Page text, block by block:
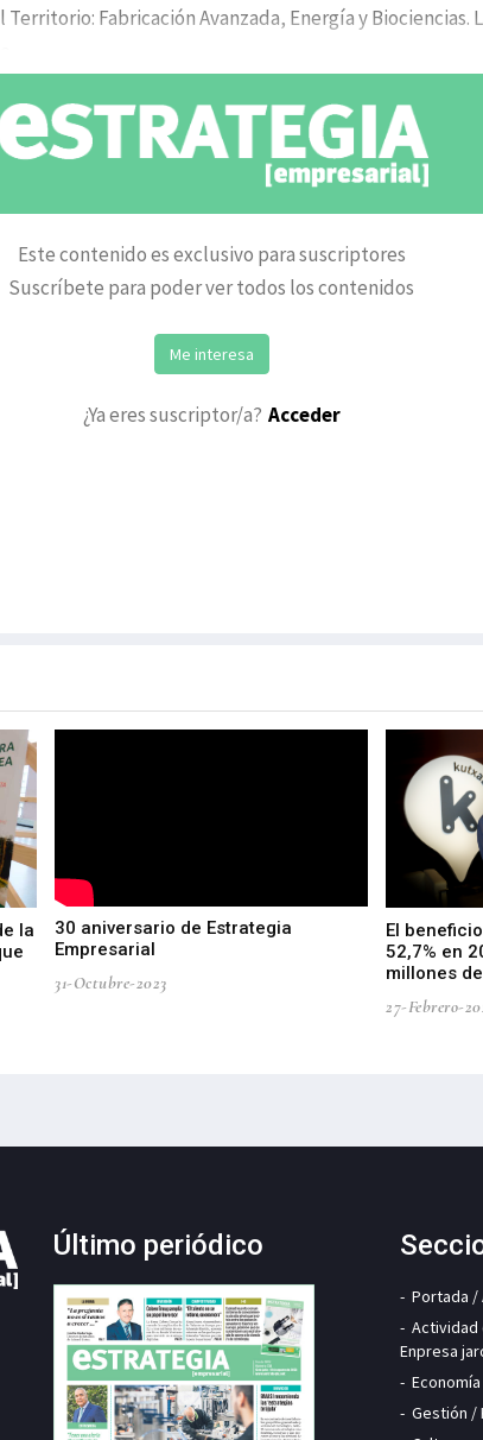
Fabricación Avanzada, Energía y Biociencias.
Este contenido es exclusivo para suscriptores
Suscríbete para poder ver todos los contenidos
Me interesa
¿Ya eres suscriptor/a? Acceder
la
30 aniversario de Estrategia
Empresarial
31-Octubre-2023
El
52,7% en
millones
27-Febrero-
Último periódico
Portada /
Actividad
Enpresa
Gestión /